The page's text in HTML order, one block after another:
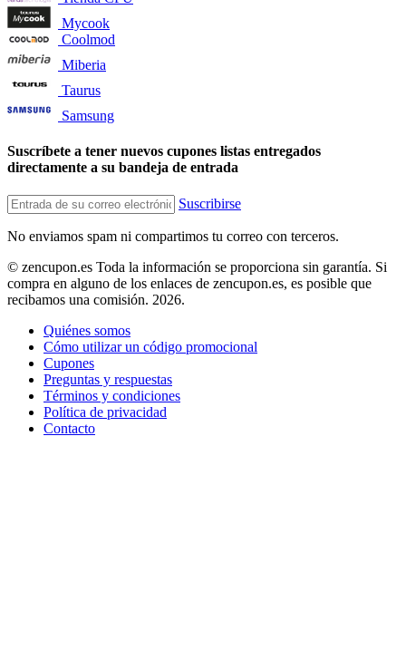
Mycook
Coolmod
Miberia
Taurus
Samsung
Suscríbete a tener nuevos cupones listas entregados
directamente a su bandeja de entrada
Suscribirse
No enviamos spam ni compartimos tu correo con terceros.
© zencupon.es Toda la información se proporciona sin garantía. Si
compra en alguno de los enlaces de zencupon.es, es posible que
recibamos una comisión. 2026.
Quiénes somos
Cómo utilizar un código promocional
Cupones
Preguntas y respuestas
Términos y condiciones
Política de privacidad
Contacto